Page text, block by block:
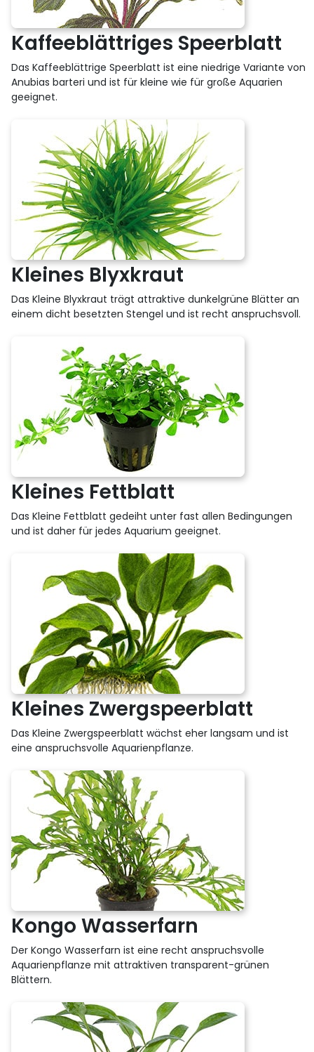
Kaffeeblättriges Speerblatt
Das Kaffeeblättrige Speerblatt ist eine niedrige Variante von
Anubias barteri und ist für kleine wie für große Aquarien
geeignet.
Kleines Blyxkraut
Das Kleine Blyxkraut trägt attraktive dunkelgrüne Blätter an
einem dicht besetzten Stengel und ist recht anspruchsvoll.
Kleines Fettblatt
Das Kleine Fettblatt gedeiht unter fast allen Bedingungen
und ist daher für jedes Aquarium geeignet.
Kleines Zwergspeerblatt
Das Kleine Zwergspeerblatt wächst eher langsam und ist
eine anspruchsvolle Aquarienpflanze.
Kongo Wasserfarn
Der Kongo Wasserfarn ist eine recht anspruchsvolle
Aquarienpflanze mit attraktiven transparent-grünen
Blättern.